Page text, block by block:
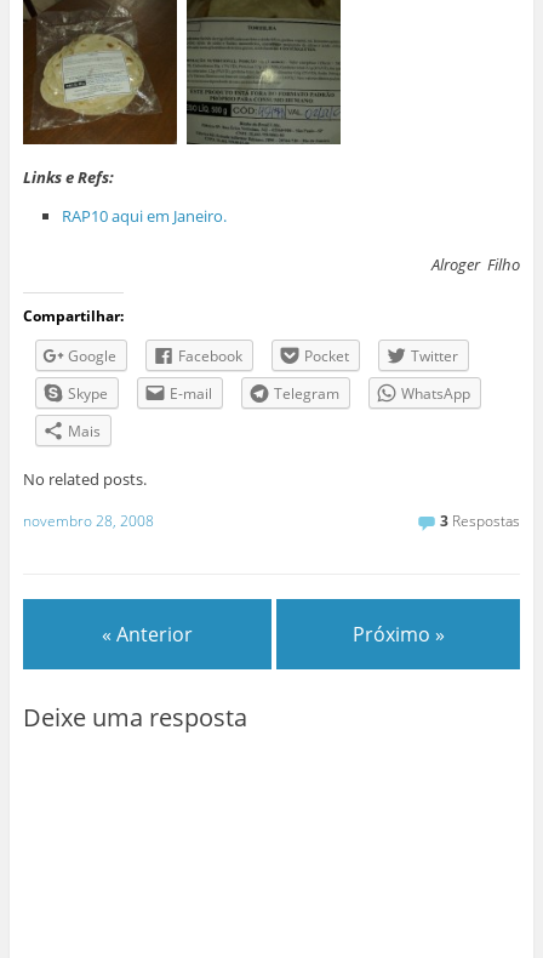
Links e Refs:
RAP10 aqui em Janeiro.
Alroger Filho
Compartilhar:
Google
Facebook Pocket
Twitter
Skype
E-mail Telegram
WhatsApp
Mais
No related posts.
novembro 28, 2008 3 Respostas
« Anterior Próximo »
Deixe uma resposta